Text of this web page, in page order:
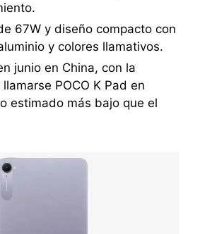
67W y diseño compacto con
y colores llamativos.
junio en China, con la
POCO K Pad en
estimado más bajo que el